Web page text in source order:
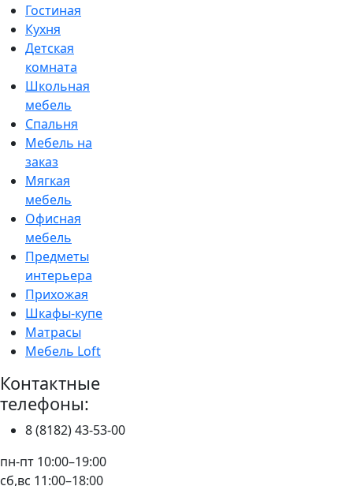
Гостиная
Кухня
Детская
комната
Школьная
мебель
Спальня
Мебель на
заказ
Мягкая
мебель
Офисная
мебель
Предметы
интерьера
Прихожая
Шкафы-купе
Матрасы
Мебель Loft
Контактные
телефоны:
8 (8182) 43-53-00
пн-пт 10:00–19:00
сб,вс 11:00–18:00